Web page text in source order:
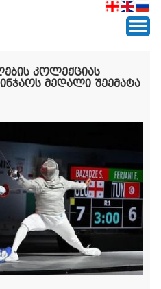
კოლექციას
მედალი შეემატა